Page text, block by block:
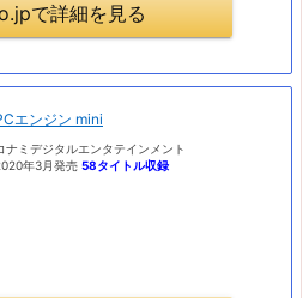
で詳細を見る
エンジン mini
ナミデジタルエンタテインメント
年3月発売 58タイトル収録